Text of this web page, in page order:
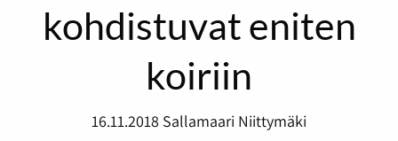
kohdistuvat eniten
koiriin
16.11.2018 Sallamaari Niittymäki